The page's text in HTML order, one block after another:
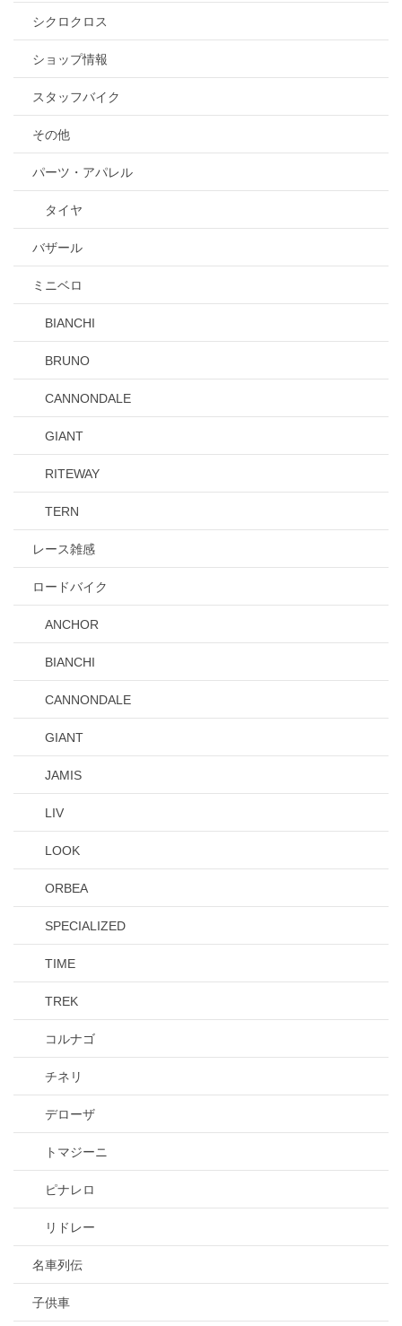
シクロクロス
ショップ情報
スタッフバイク
その他
パーツ・アパレル
タイヤ
バザール
ミニベロ
BIANCHI
BRUNO
CANNONDALE
GIANT
RITEWAY
TERN
レース雑感
ロードバイク
ANCHOR
BIANCHI
CANNONDALE
GIANT
JAMIS
LIV
LOOK
ORBEA
SPECIALIZED
TIME
TREK
コルナゴ
チネリ
デローザ
トマジーニ
ピナレロ
リドレー
名車列伝
子供車